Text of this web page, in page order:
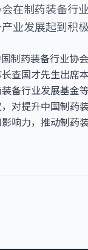
在制药装备行
业发展起到积极
制药装备行业协
查国才先生出席
备行业发展基金
对提升中国制药
响力，推动制药